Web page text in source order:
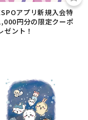
アプリ新規入会特
円分の限定クーポ
ゼント！